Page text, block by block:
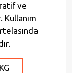
ve
Kullanım